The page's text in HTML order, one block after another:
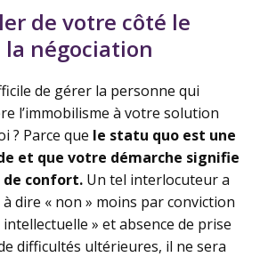
de votre côté le
négociation
de gérer la personne qui
l’immobilisme à votre solution
? Parce que le statu quo est une
et que votre démarche signifie
de confort. Un tel interlocuteur a
dire « non » moins par conviction
» et absence de prise
difficultés ultérieures, il ne sera